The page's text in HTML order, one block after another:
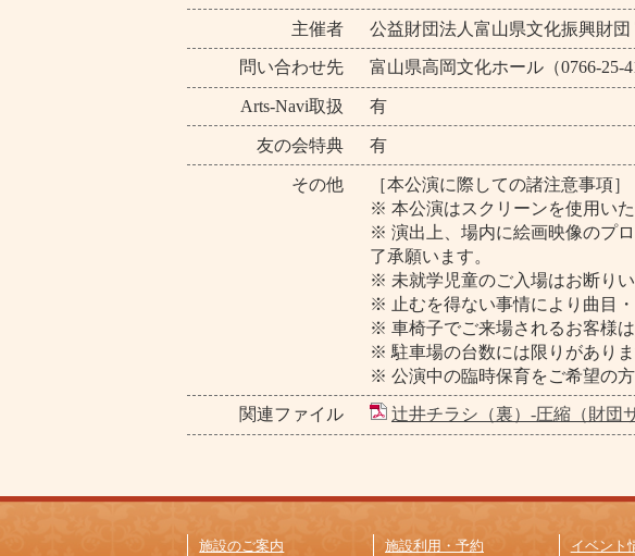
主催者 公益財団法人富山県文化振興財
問い合わせ先 富山県高岡文化ホール（0766-25-
Arts-Navi取扱 有
友の会特典 有
その他
［本公演に際しての諸注意事項］
※ 本公演はスクリーンを使用いた
※ 演出上、場内に絵画映像のプ
了承願います。
※ 未就学児童のご入場はお断りい
※ 止むを得ない事情により曲目
※ 車椅子でご来場されるお客様
※ 駐車場の台数には限りがあり
※ 公演中の臨時保育をご希望の
関連ファイル 辻井チラシ（裏）-圧縮（財団
施設のご案内
施設利用・予約
イベント